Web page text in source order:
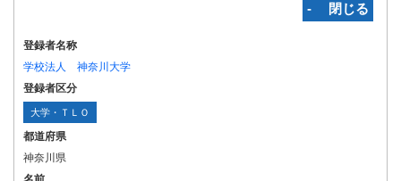
‐ 閉じる
登録者名称
学校法人 神奈川大学
登録者区分
大学・ＴＬＯ
都道府県
神奈川県